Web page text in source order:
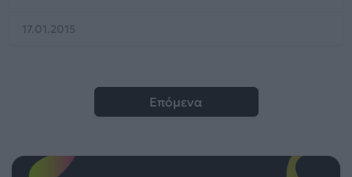
17.01.2015
Επόμενα